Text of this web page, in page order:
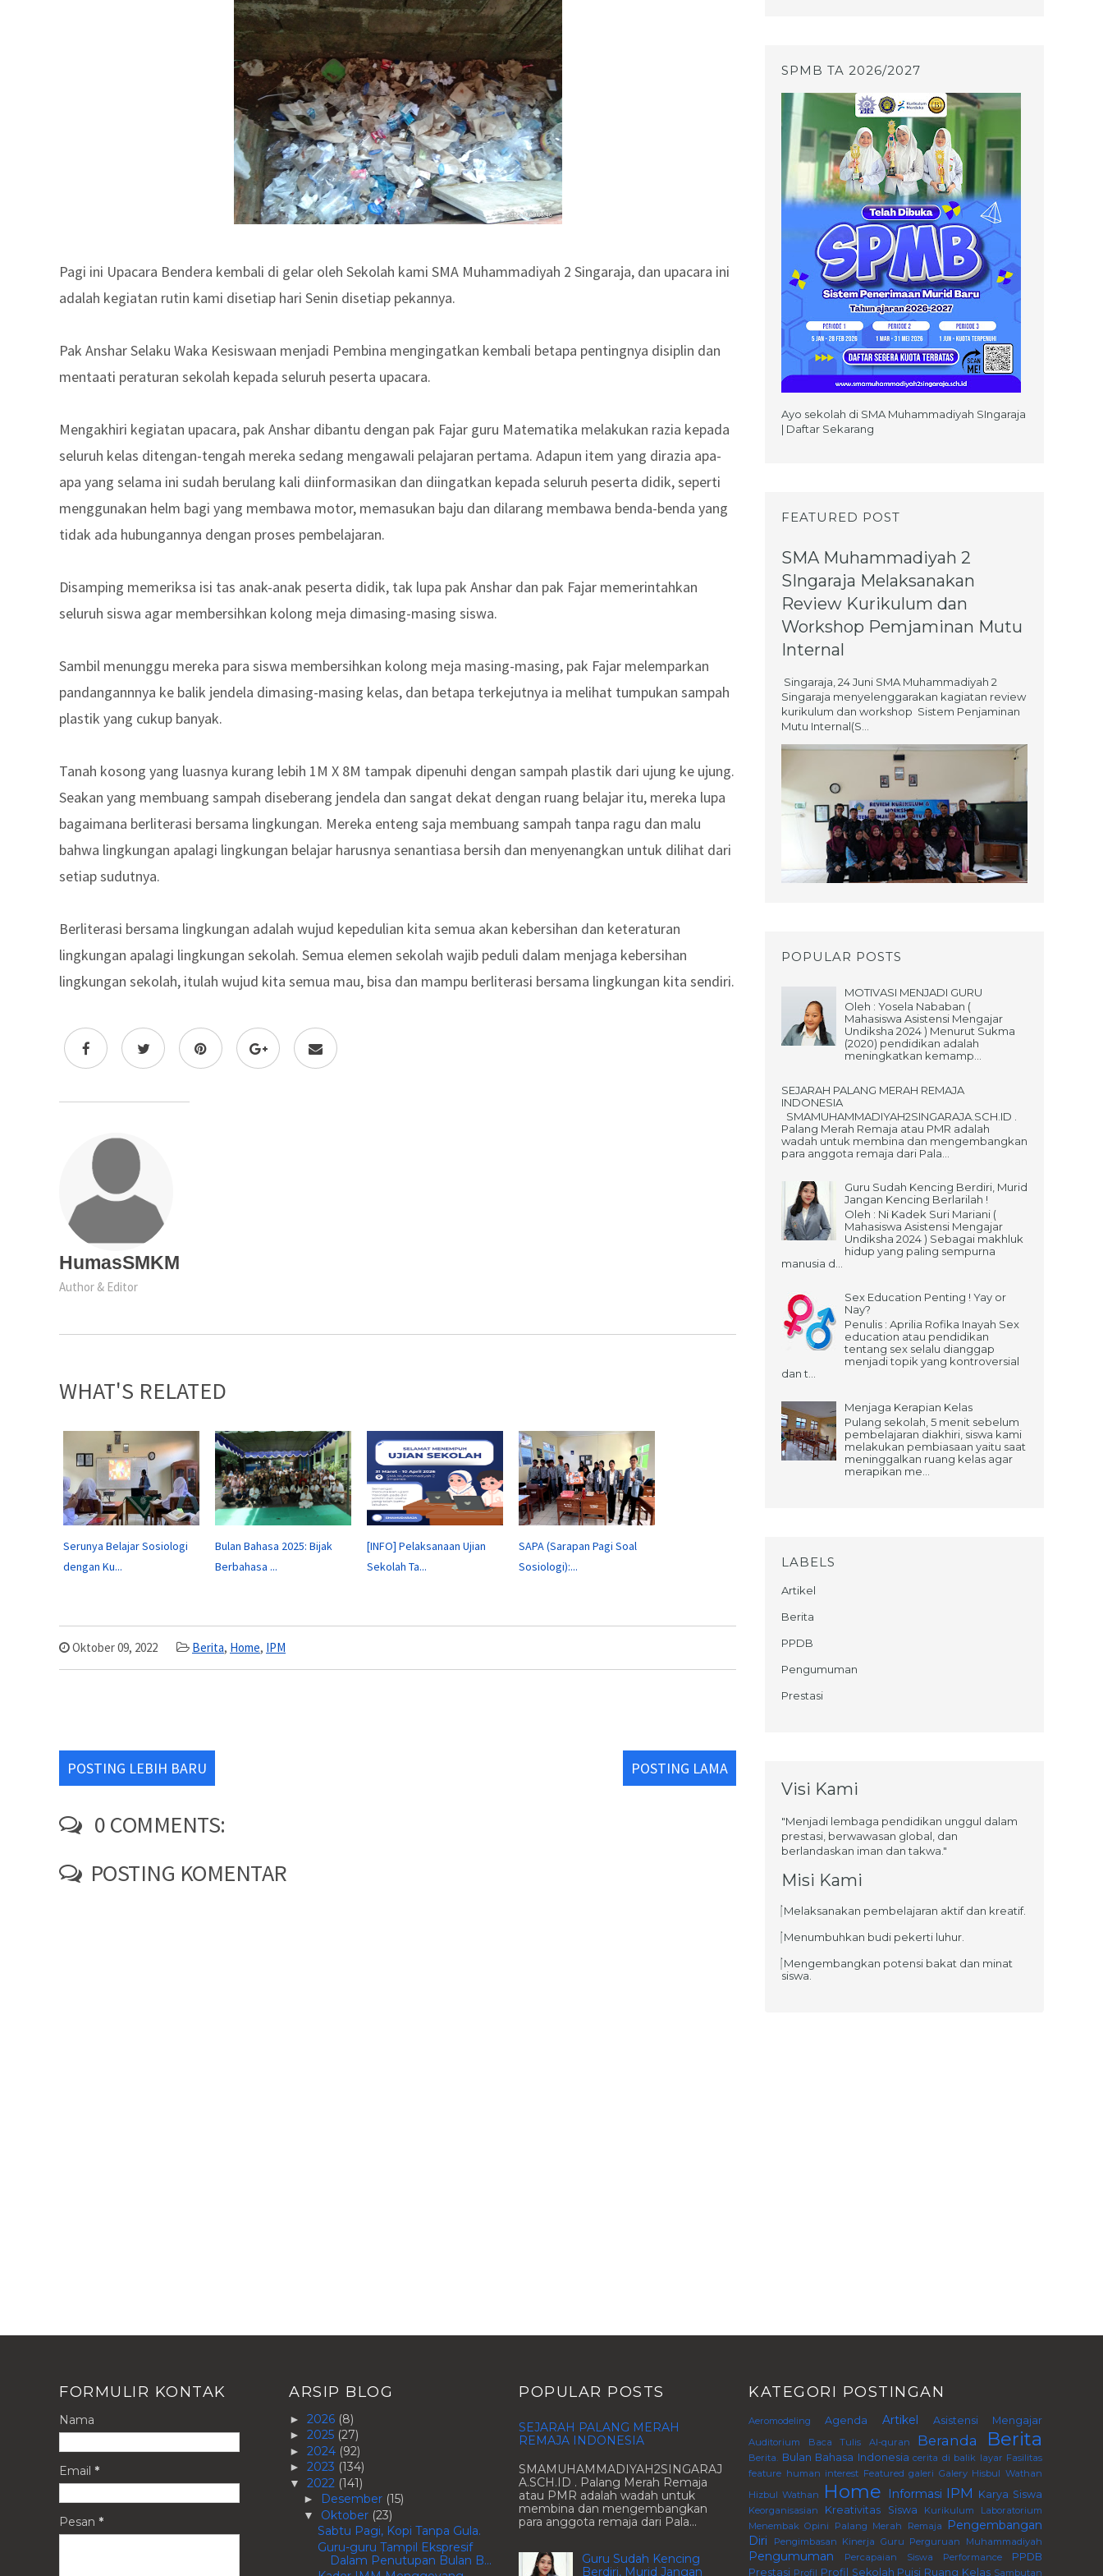
Pagi ini Upacara Bendera kembali di gelar oleh Sekolah kami SMA Muhammadiyah 2 Singaraja, dan upacara ini
adalah kegiatan rutin kami disetiap hari Senin disetiap pekannya.
Pak Anshar Selaku Waka Kesiswaan menjadi Pembina mengingatkan kembali betapa pentingnya disiplin dan
mentaati peraturan sekolah kepada seluruh peserta upacara.
Mengakhiri kegiatan upacara, pak Anshar dibantu dengan pak Fajar guru Matematika melakukan razia kepada
seluruh kelas ditengan-tengah mereka sedang mengawali pelajaran pertama. Adapun item yang dirazia apa-
apa yang selama ini sudah berulang kali diinformasikan dan diingatkan kepada seluruh peserta didik, seperti
menggunakan helm bagi yang membawa motor, memasukan baju dan dilarang membawa benda-benda yang
tidak ada hubungannya dengan proses pembelajaran.
Disamping memeriksa isi tas anak-anak peserta didik, tak lupa pak Anshar dan pak Fajar memerintahkan
seluruh siswa agar membersihkan kolong meja dimasing-masing siswa.
Sambil menunggu mereka para siswa membersihkan kolong meja masing-masing, pak Fajar melemparkan
pandangannnya ke balik jendela dimasing-masing kelas, dan betapa terkejutnya ia melihat tumpukan sampah
plastik yang cukup banyak.
Tanah kosong yang luasnya kurang lebih 1M X 8M tampak dipenuhi dengan sampah plastik dari ujung ke ujung.
Seakan yang membuang sampah diseberang jendela dan sangat dekat dengan ruang belajar itu, mereka lupa
bagaimana berliterasi bersama lingkungan. Mereka enteng saja membuang sampah tanpa ragu dan malu
bahwa lingkungan apalagi lingkungan belajar harusnya senantiasa bersih dan menyenangkan untuk dilihat dari
setiap sudutnya.
Berliterasi bersama lingkungan adalah wujud kepedulian kita semua akan kebersihan dan keteraturan
lingkungan apalagi lingkungan sekolah. Semua elemen sekolah wajib peduli dalam menjaga kebersihan
lingkungan sekolah, itulah wujud kita semua mau, bisa dan mampu berliterasi bersama lingkungan kita sendiri.
HumasSMKM
Author & Editor
WHAT'S RELATED
Serunya Belajar Sosiologi
dengan Ku...
Bulan Bahasa 2025: Bijak
Berbahasa ...
[INFO] Pelaksanaan Ujian
Sekolah Ta...
SAPA (Sarapan Pagi Soal
Sosiologi):...
Oktober 09, 2022 Berita, Home, IPM
POSTING LEBIH BARU POSTING LAMA
0 COMMENTS:
POSTING KOMENTAR
SPMB TA 2026/2027
Ayo sekolah di SMA Muhammadiyah SIngaraja
| Daftar Sekarang
FEATURED POST
SMA Muhammadiyah 2
SIngaraja Melaksanakan
Review Kurikulum dan
Workshop Pemjaminan Mutu
Internal
Singaraja, 24 Juni SMA Muhammadiyah 2
Singaraja menyelenggarakan kagiatan review
kurikulum dan workshop Sistem Penjaminan
Mutu Internal(S...
POPULAR POSTS
MOTIVASI MENJADI GURU
Oleh : Yosela Nababan (
Mahasiswa Asistensi Mengajar
Undiksha 2024 ) Menurut Sukma
(2020) pendidikan adalah
meningkatkan kemamp...
SEJARAH PALANG MERAH REMAJA
INDONESIA
SMAMUHAMMADIYAH2SINGARAJA.SCH.ID .
Palang Merah Remaja atau PMR adalah
wadah untuk membina dan mengembangkan
para anggota remaja dari Pala...
Guru Sudah Kencing Berdiri, Murid
Jangan Kencing Berlarilah !
Oleh : Ni Kadek Suri Mariani (
Mahasiswa Asistensi Mengajar
Undiksha 2024 ) Sebagai makhluk
hidup yang paling sempurna
manusia d...
Sex Education Penting ! Yay or
Nay?
Penulis : Aprilia Rofika Inayah Sex
education atau pendidikan
tentang sex selalu dianggap
menjadi topik yang kontroversial
dan t...
Menjaga Kerapian Kelas
Pulang sekolah, 5 menit sebelum
pembelajaran diakhiri, siswa kami
melakukan pembiasaan yaitu saat
meninggalkan ruang kelas agar
merapikan me...
LABELS
Artikel
Berita
PPDB
Pengumuman
Prestasi
Visi Kami
"Menjadi lembaga pendidikan unggul dalam
prestasi, berwawasan global, dan
berlandaskan iman dan takwa."
Misi Kami
Melaksanakan pembelajaran aktif dan kreatif.
Menumbuhkan budi pekerti luhur.
Mengembangkan potensi bakat dan minat
siswa.
FORMULIR KONTAK
Nama
Email *
Pesan *
ARSIP BLOG
► 2026 (8)
► 2025 (27)
► 2024 (92)
► 2023 (134)
▼ 2022 (141)
► Desember (15)
▼ Oktober (23)
Sabtu Pagi, Kopi Tanpa Gula.
Guru-guru Tampil Ekspresif
Dalam Penutupan Bulan B...
POPULAR POSTS
SEJARAH PALANG MERAH
REMAJA INDONESIA
SMAMUHAMMADIYAH2SINGARAJ
A.SCH.ID . Palang Merah Remaja
atau PMR adalah wadah untuk
membina dan mengembangkan
para anggota remaja dari Pala...
Guru Sudah Kencing
Berdiri, Murid Jangan
KATEGORI POSTINGAN
Aeromodeling Agenda Artikel Asistensi Mengajar
Auditorium Baca Tulis Al-quran Beranda Berita
Berita. Bulan Bahasa Indonesia cerita di balik layar Fasilitas
feature human interest Featured galeri Galery Hisbul Wathan
Hizbul Wathan
Home Informasi IPM Karya Siswa
Keorganisasian Kreativitas Siswa Kurikulum
Laboratorium
Menembak Opini Palang Merah Remaja
Pengembangan
Diri
Pengimbasan Kinerja Guru Perguruan Muhammadiyah
Pengumuman Percapaian Siswa Performance
PPDB
Prestasi Profil Profil Sekolah Puisi Ruang Kelas Sambutan